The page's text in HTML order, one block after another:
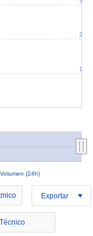
Volumen (24h)
1
2
Exportar